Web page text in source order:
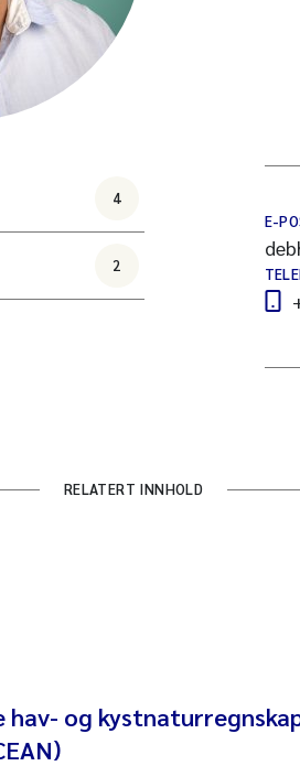
4
2
E-
RELATERT INNHOLD
hav- og